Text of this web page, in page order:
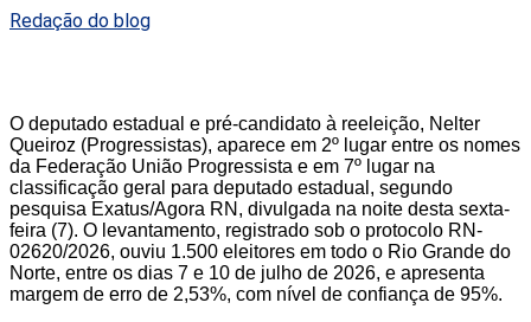
Redação do blog
O deputado estadual e pré-candidato à reeleição, Nelter
Queiroz (Progressistas), aparece em 2º lugar entre os nomes
da Federação União Progressista e em 7º lugar na
classificação geral para deputado estadual, segundo
pesquisa Exatus/Agora RN, divulgada na noite desta sexta-
feira (7). O levantamento, registrado sob o protocolo RN-
02620/2026, ouviu 1.500 eleitores em todo o Rio Grande do
Norte, entre os dias 7 e 10 de julho de 2026, e apresenta
margem de erro de 2,53%, com nível de confiança de 95%.